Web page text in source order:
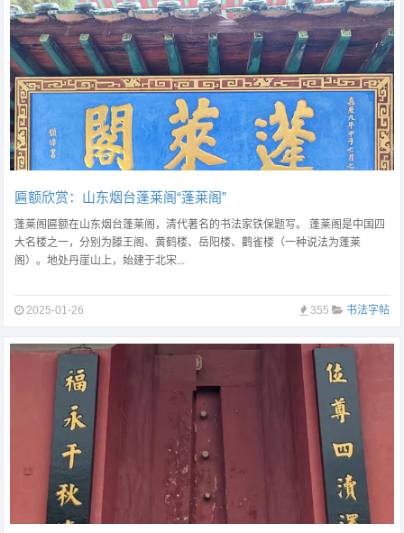
匾额欣赏：山东烟台蓬莱阁“蓬莱阁”
蓬莱阁匾额在山东烟台蓬莱阁，清代著名的书法家铁保题写。 蓬莱阁是中国四
大名楼之一，分别为滕王阁、黄鹤楼、岳阳楼、鹳雀楼（一种说法为蓬莱
阁）。地处丹崖山上，始建于北宋...
2025-01-26 355 书法字帖